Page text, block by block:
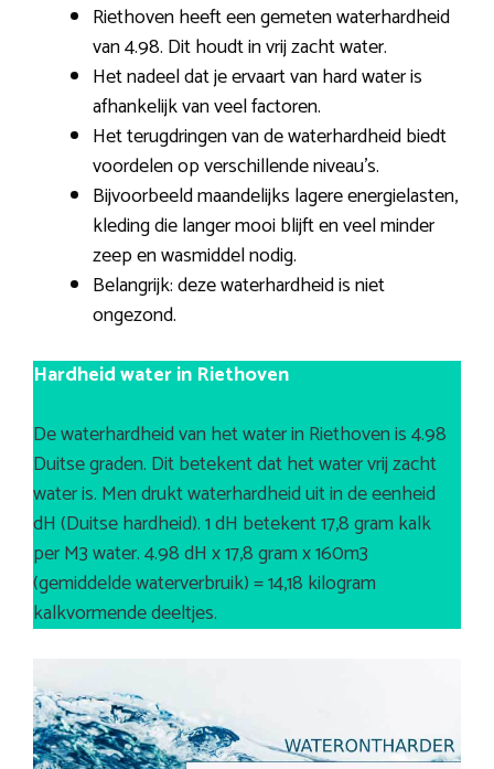
Riethoven heeft een gemeten waterhardheid
van 4.98. Dit houdt in vrij zacht water.
Het nadeel dat je ervaart van hard water is
afhankelijk van veel factoren.
Het terugdringen van de waterhardheid biedt
voordelen op verschillende niveau’s.
Bijvoorbeeld maandelijks lagere energielasten,
kleding die langer mooi blijft en veel minder
zeep en wasmiddel nodig.
Belangrijk: deze waterhardheid is niet
ongezond.
Hardheid water in Riethoven
De waterhardheid van het water in Riethoven is 4.98
Duitse graden. Dit betekent dat het water vrij zacht
water is. Men drukt waterhardheid uit in de eenheid
dH (Duitse hardheid). 1 dH betekent 17,8 gram kalk
per M3 water. 4.98 dH x 17,8 gram x 160m3
(gemiddelde waterverbruik) = 14,18 kilogram
kalkvormende deeltjes.